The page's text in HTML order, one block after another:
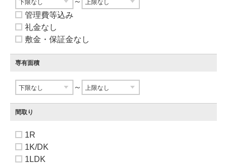
管理費等込み
礼金なし
敷金・保証金なし
専有面積
～
間取り
1R
1K/DK
1LDK